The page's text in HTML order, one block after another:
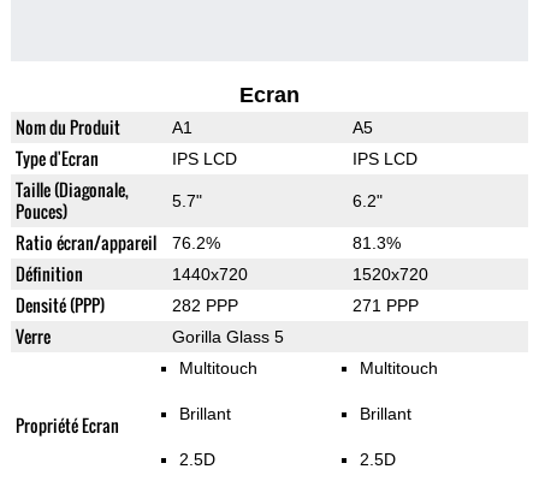
Ecran
Nom du Produit A1 A5
Type d'Ecran IPS LCD IPS LCD
Taille (Diagonale,
Pouces)
5.7" 6.2"
Ratio écran/appareil 76.2% 81.3%
Définition 1440x720 1520x720
Densité (PPP) 282 PPP 271 PPP
Verre Gorilla Glass 5
Propriété Ecran
Multitouch
Brillant
2.5D
Multitouch
Brillant
2.5D